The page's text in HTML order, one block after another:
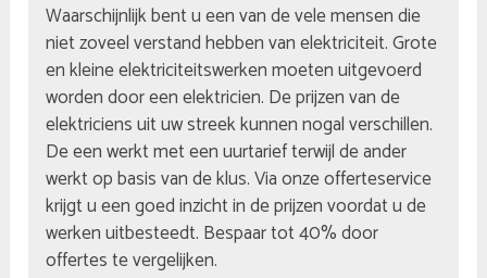
Waarschijnlijk bent u een van de vele mensen die
niet zoveel verstand hebben van elektriciteit. Grote
en kleine elektriciteitswerken moeten uitgevoerd
worden door een elektricien. De prijzen van de
elektriciens uit uw streek kunnen nogal verschillen.
De een werkt met een uurtarief terwijl de ander
werkt op basis van de klus. Via onze offerteservice
krijgt u een goed inzicht in de prijzen voordat u de
werken uitbesteedt. Bespaar tot 40% door
offertes te vergelijken.